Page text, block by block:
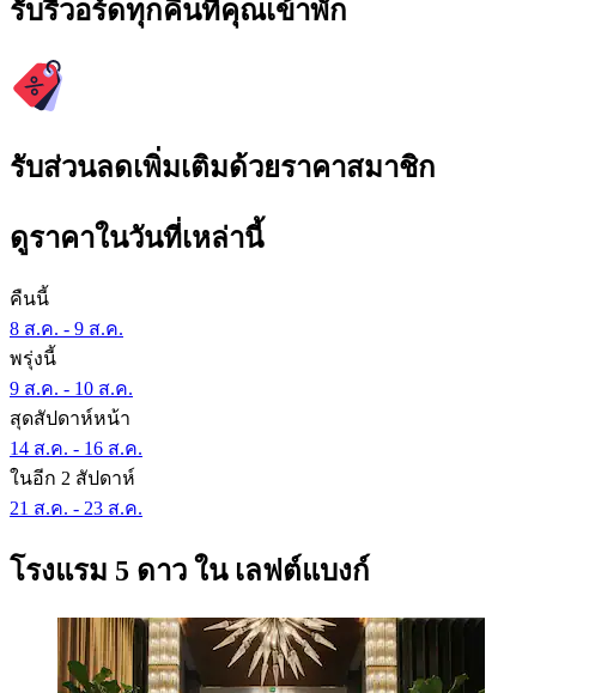
รับรีวอร์ดทุกคืนที่คุณเข้าพัก
รับส่วนลดเพิ่มเติมด้วยราคาสมาชิก
ดูราคาในวันที่เหล่านี้
คืนนี้
8 ส.ค. - 9 ส.ค.
พรุ่งนี้
9 ส.ค. - 10 ส.ค.
สุดสัปดาห์หน้า
14 ส.ค. - 16 ส.ค.
ในอีก 2 สัปดาห์
21 ส.ค. - 23 ส.ค.
โรงแรม 5 ดาว ใน เลฟต์แบงก์